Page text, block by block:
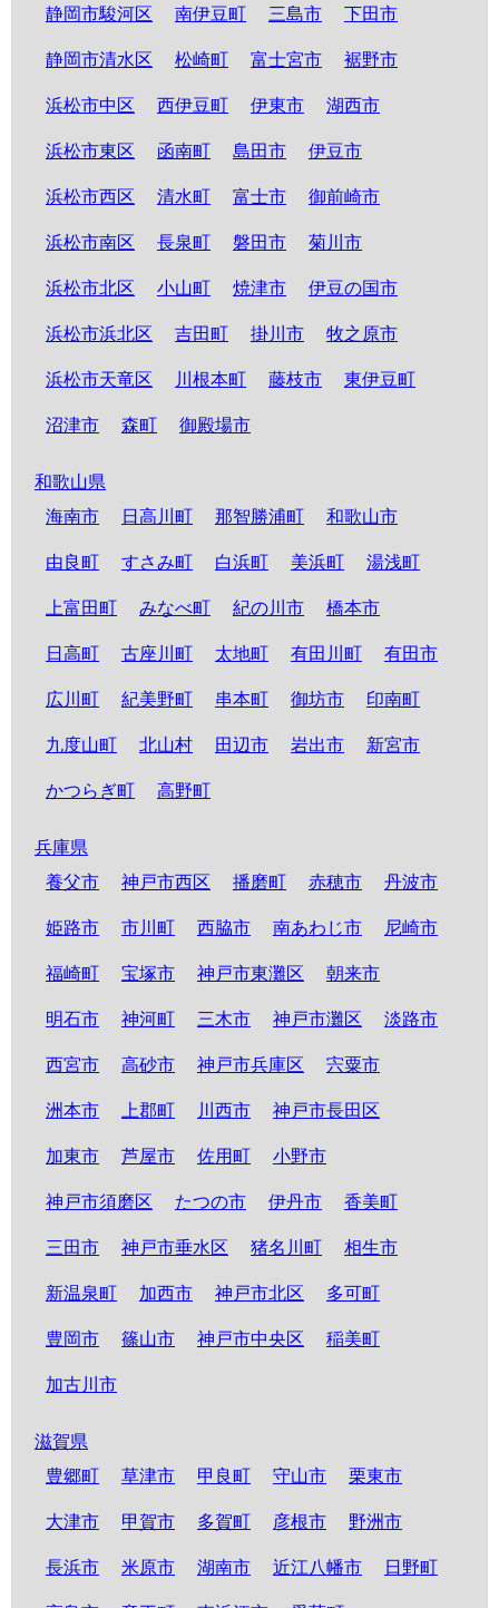
静岡市駿河区 南伊豆町 三島市 下田市
静岡市清水区 松崎町 富士宮市 裾野市
浜松市中区 西伊豆町 伊東市 湖西市
浜松市東区 函南町 島田市 伊豆市
浜松市西区 清水町 富士市 御前崎市
浜松市南区 長泉町 磐田市 菊川市
浜松市北区 小山町 焼津市 伊豆の国市
浜松市浜北区 吉田町 掛川市 牧之原市
浜松市天竜区 川根本町 藤枝市 東伊豆町
沼津市 森町 御殿場市
和歌山県
海南市
日高川町 那智勝浦町 和歌山市
由良町 すさみ町 白浜町 美浜町 湯浅町
上富田町 みなべ町 紀の川市 橋本市
日高町 古座川町 太地町 有田川町 有田市
広川町 紀美野町 串本町 御坊市 印南町
九度山町 北山村 田辺市 岩出市 新宮市
かつらぎ町 高野町
兵庫県
養父市
神戸市西区 播磨町 赤穂市 丹波市
姫路市 市川町 西脇市 南あわじ市 尼崎市
福崎町 宝塚市 神戸市東灘区 朝来市
明石市 神河町 三木市 神戸市灘区 淡路市
西宮市 高砂市 神戸市兵庫区 宍粟市
洲本市 上郡町 川西市 神戸市長田区
加東市 芦屋市 佐用町 小野市
神戸市須磨区 たつの市 伊丹市 香美町
三田市 神戸市垂水区 猪名川町 相生市
新温泉町 加西市 神戸市北区 多可町
豊岡市 篠山市 神戸市中央区 稲美町
加古川市
滋賀県
豊郷町
草津市 甲良町 守山市 栗東市
大津市 甲賀市 多賀町 彦根市 野洲市
長浜市 米原市 湖南市 近江八幡市 日野町